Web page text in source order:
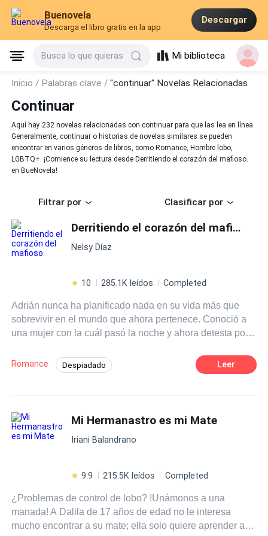
Buenovela
Descarga el libro gratis en la app
Descargar
Busca lo que quieras Mi biblioteca
Inicio / Palabras clave /"continuar" Novelas Relacionadas
Continuar
Aquí hay 232 novelas relacionadas con continuar para que las lea en línea.
Generalmente, continuar o historias de novelas similares se pueden
encontrar en varios géneros de libros, como Romance, Hombre lobo,
LGBTQ+. ¡Comience su lectura desde Derritiendo el corazón del mafioso.
en BueNovela!
Filtrar por Clasificar por
Derritiendo el corazón del mafioso.
Nelsy Díaz
10 285.1K leídos Completed
Adrián nunca ha planificado nada en su vida más que
sobrevivir en el mundo que ahora pertenece. Conoció a
una mujer con la cuál pasó la noche y ahora detesta por
pues la considera sin importancia. Pero tener un lugar en
su familia también le da responsabilidades, por lo que
igual que él para no volver a verse luego de la
ceremonia. Solo que no espera que Valentina Bassett se
la mujer con la cual pasó la noche semanas antes y
que se quiere quitar de encima y a la vez la mujer que le
fuego. Una ama el caos, el otro solo quiere ignorar lo que
ve en ella. Ella lo odia. Él le demuestra que le
corresponde ese sentimiento, pero no puede evitar ese
Romance Despiadado
Romance oscuro Rebelde
Poder Femenino
Leer
Mi Hermanastro es mi Mate
Iriani Balandrano
9.9 215.5K leídos Completed
¿Problemas de control de lobo? !Unámonos a una
manada! A Dalila de 17 años de edad no le interesa
mucho encontrar a su mate; ella solo quiere aprender a